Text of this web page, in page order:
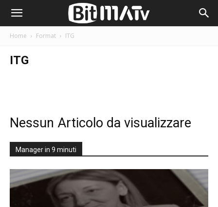
Home Format ITG
ITG
Nessun Articolo da visualizzare
Manager in 9 minuti